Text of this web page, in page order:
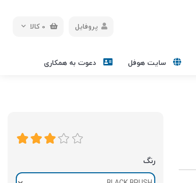
0 کالا پروفایل
سایت هوفل دعوت به همکاری
رنگ